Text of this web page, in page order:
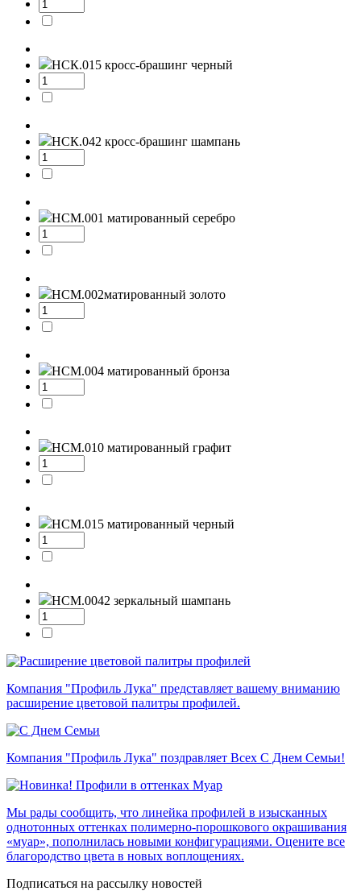
НСК.015 кросс-брашинг черный
НСК.042 кросс-брашинг шампань
НСМ.001 матированный серебро
НСМ.002матированный золото
НСМ.004 матированный бронза
НСМ.010 матированный графит
НСМ.015 матированный черный
НСМ.0042 зеркальный шампань
Компания "Профиль Лука" представляет вашему вниманию
расширение цветовой палитры профилей.
Компания "Профиль Лука" поздравляет Всех С Днем Семьи!
Мы рады сообщить, что линейка профилей в изысканных
однотонных оттенках полимерно-порошкового окрашивания
«муар», пополнилась новыми конфигурациями. Оцените все
благородство цвета в новых воплощениях.
Подписаться на рассылку новостей